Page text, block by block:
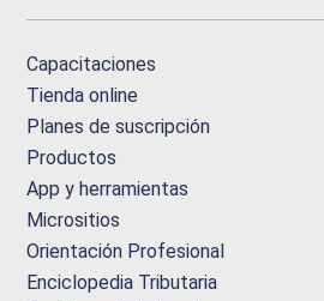
Capacitaciones
Tienda online
Planes de suscripción
Productos
App y herramientas
Micrositios
Orientación Profesional
Enciclopedia Tributaria